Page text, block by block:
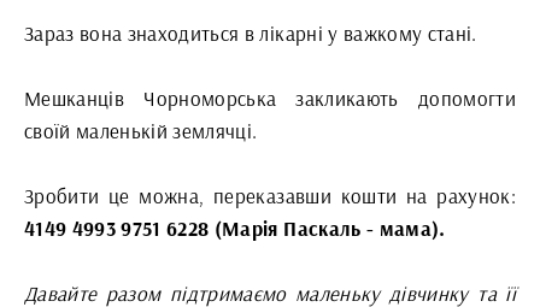
Зараз вона знаходиться в лікарні у важкому стані.
Мешканців Чорноморська закликають допомогти
своїй маленькій землячці.
Зробити це можна, переказавши кошти на рахунок:
4149 4993 9751 6228 (Марія Паскаль - мама).
Давайте разом підтримаємо маленьку дівчинку та її